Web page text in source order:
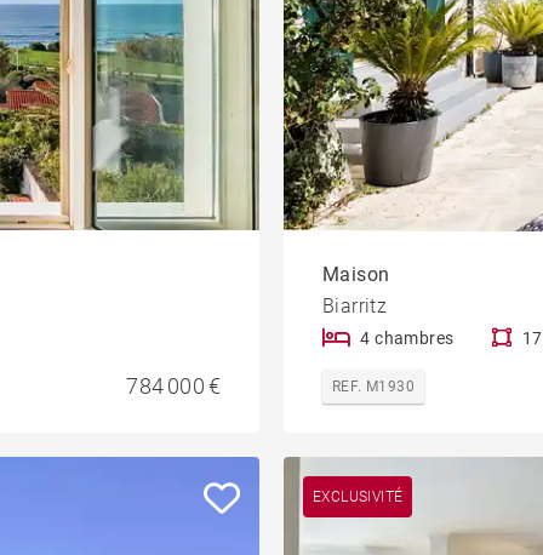
784 000 €
Maison
Biarritz
4 chambres
REF. M1930
EXCLUSIVITÉ